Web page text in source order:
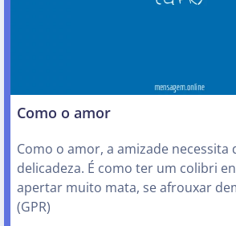
Como o amor
Como o amor, a amizade necessita
delicadeza. É como ter um colibri
apertar muito mata, se afrouxar
(GPR)